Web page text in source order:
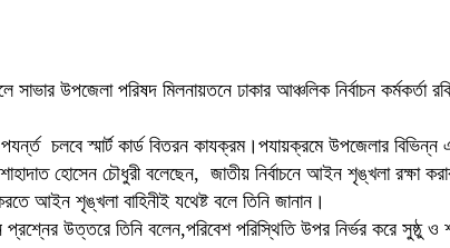
উপজেলা পরিষদ মিলনায়তনে ঢাকার আঞ্চলিক নির্বাচন কর্মকর্তা
চলবে স্মার্ট কার্ড বিতরন কাযক্রম।পযায়ক্রমে উপজেলার বিভিন্ন
শাহাদাত হোসেন চৌধুরী বলেছেন, জাতীয় নির্বাচনে আইন শৃঙ্খলা
আইন শৃঙ্খলা বাহিনীই যথেষ্ট বলে তিনি জানান।
উত্তরে তিনি বলেন,পরিবেশ পরিস্থিতি উপর নির্ভর করে সুষ্ঠু